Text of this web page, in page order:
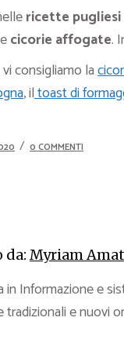
ricette pugliesi
cicorie affogate.
consigliamo la
, iltoast di
0 COMMENTI
da: Myriam
in Informazione e
tradizionali e nuovi